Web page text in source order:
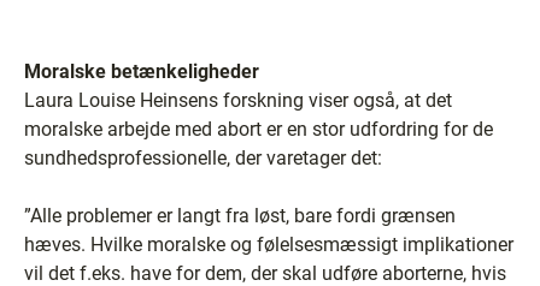
Moralske betænkeligheder
Laura Louise Heinsens forskning viser også, at det
moralske arbejde med abort er en stor udfordring for de
sundhedsprofessionelle, der varetager det:
”Alle problemer er langt fra løst, bare fordi grænsen
hæves. Hvilke moralske og følelsesmæssigt implikationer
vil det f.eks. have for dem, der skal udføre aborterne, hvis